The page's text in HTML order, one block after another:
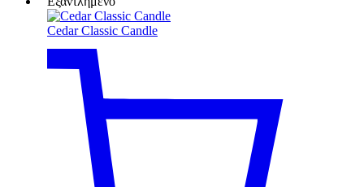
Cedar Classic Candle